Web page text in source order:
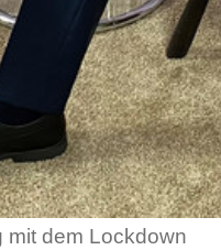
mit dem Lockdown